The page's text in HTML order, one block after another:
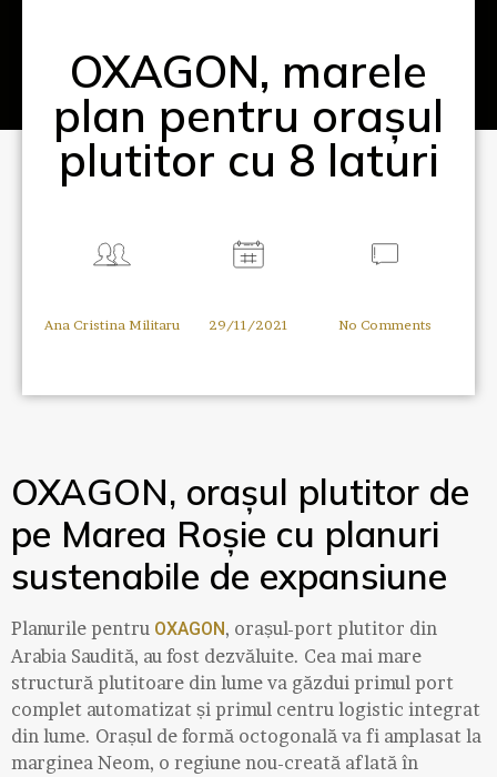
OXAGON, marele
plan pentru orașul
plutitor cu 8 laturi
Ana Cristina Militaru 29/11/2021 No Comments
OXAGON, orașul plutitor de
pe Marea Roșie cu planuri
sustenabile de expansiune
Planurile pentru OXAGON, orașul-port plutitor din
Arabia Saudită, au fost dezvăluite. Cea mai mare
structură plutitoare din lume va găzdui primul port
complet automatizat și primul centru logistic integrat
din lume. Orașul de formă octogonală va fi amplasat la
marginea Neom, o regiune nou-creată aflată în